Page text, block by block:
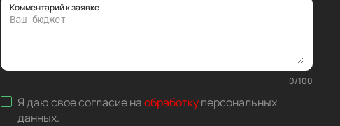
Комментарий к заявке
0/100
Я даю свое согласие наобработкуперсональных
данных.